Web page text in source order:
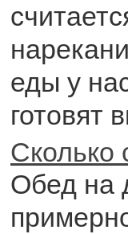
еды у
готовят
Сколько
Обед на